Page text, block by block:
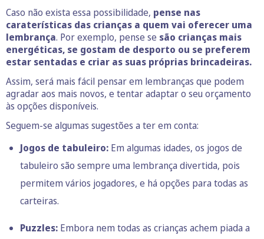
Caso não exista essa possibilidade, pense nas
caraterísticas das crianças a quem vai oferecer uma
lembrança. Por exemplo, pense se são crianças mais
energéticas, se gostam de desporto ou se preferem
estar sentadas e criar as suas próprias brincadeiras.
Assim, será mais fácil pensar em lembranças que podem
agradar aos mais novos, e tentar adaptar o seu orçamento
às opções disponíveis.
Seguem-se algumas sugestões a ter em conta:
Jogos de tabuleiro: Em algumas idades, os jogos de
tabuleiro são sempre uma lembrança divertida, pois
permitem vários jogadores, e há opções para todas as
carteiras.
Puzzles: Embora nem todas as crianças achem piada a